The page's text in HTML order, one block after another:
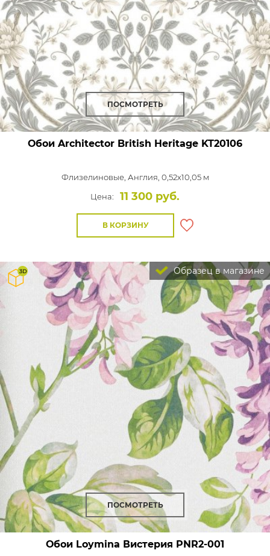
ПОСМОТРЕТЬ
Обои Architector British Heritage KT20106
Флизелиновые, Англия, 0,52x10,05 м
Цена:
11 300 руб.
В КОРЗИНУ
Образец в магазине
ПОСМОТРЕТЬ
Обои Loymina Вистерия PNR2-001